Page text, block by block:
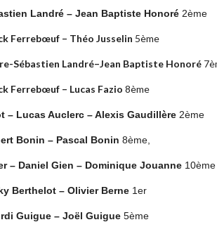
Landré – Jean Baptiste Honoré 2ème
– Théo Jusselin 5ème
Landré–Jean Baptiste Honoré
– Lucas Fazio 8ème
– Lucas Auclerc – Alexis Gaudillère 2ème
Bonin – Pascal Bonin 8ème,
Gien – Dominique Jouanne 10ème
Berthelot – Olivier Berne 1er
Guigue – Joël Guigue 5ème